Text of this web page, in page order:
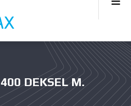
DEKSEL M.